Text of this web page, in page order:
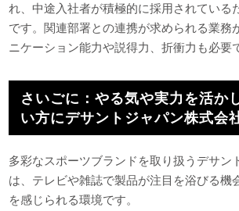
れ、中途入社者が積極的に採用されている
です。関連部署との連携が求められる業務
ニケーション能力や説得力、折衝力も必要
さいごに：やる気や実力を活か
い方にデサントジャパン株式会
多彩なスポーツブランドを取り扱うデサン
は、テレビや雑誌で製品が注目を浴びる機
を感じられる環境です。